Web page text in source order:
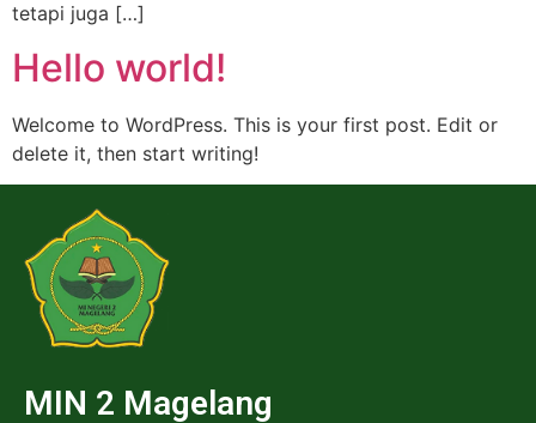
tetapi juga […]
Hello world!
Welcome to WordPress. This is your first post. Edit or
delete it, then start writing!
MIN 2 Magelang